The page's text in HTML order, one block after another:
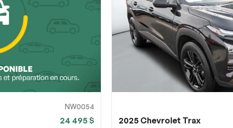
NW0054
24 495 $ 2025 Chevrolet Trax